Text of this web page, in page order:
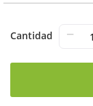
Cantidad −
de